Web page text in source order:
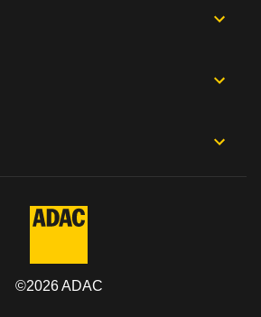
©2026ADAC